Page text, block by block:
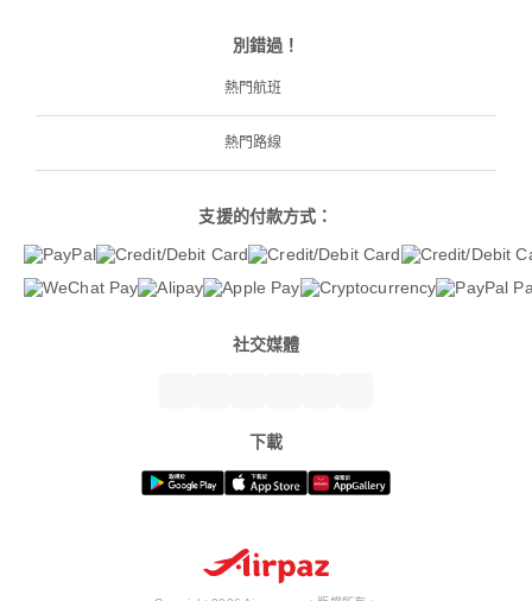
別錯過！
熱門航班
熱門路線
支援的付款方式：
社交媒體
下載